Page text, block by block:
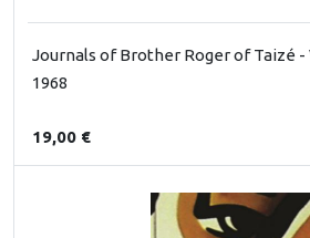
Journals of Brother Roger of Taizé -
1968
19,00 €